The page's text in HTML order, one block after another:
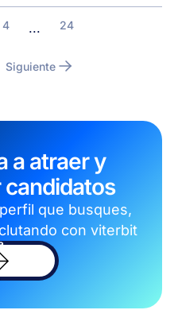
4 ... 24
Siguiente
a atraer y
que busques,
con viterbit